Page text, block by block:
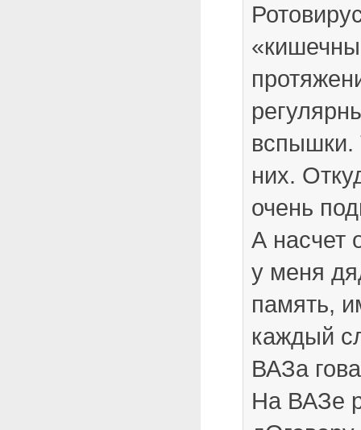
вспышки.
них.
очень
А насчет
у меня
память,
каждый
ВАЗа
На ВАЗе